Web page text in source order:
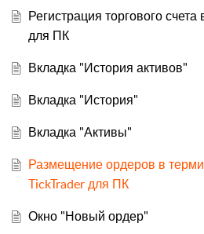
Регистрация торгового
для ПК
Вкладка "История активов"
Вкладка "История"
Вкладка "Активы"
Размещение ордеров в
TickTrader для ПК
Окно "Новый ордер"